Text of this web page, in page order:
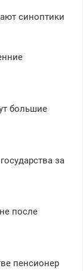
синоптики
большие
за
после
пенсионер